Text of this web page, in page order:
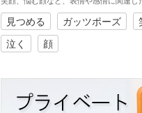
見つめる ガッツポーズ
泣く
顔